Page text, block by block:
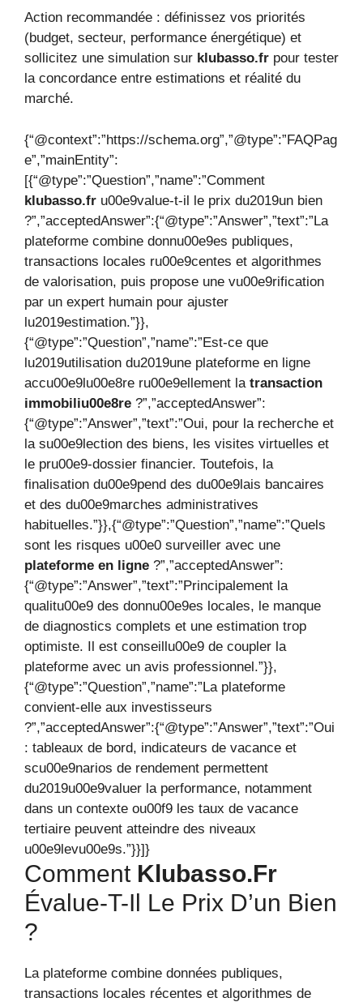
Action recommandée : définissez vos priorités
(budget, secteur, performance énergétique) et
sollicitez une simulation sur klubasso.fr pour tester
la concordance entre estimations et réalité du
marché.
{“@context”:”https://schema.org”,”@type”:”FAQPag
e”,”mainEntity”:
[{“@type”:”Question”,”name”:”Comment
klubasso.fr u00e9value-t-il le prix du2019un bien
?”,”acceptedAnswer”:{“@type”:”Answer”,”text”:”La
plateforme combine donnu00e9es publiques,
transactions locales ru00e9centes et algorithmes
de valorisation, puis propose une vu00e9rification
par un expert humain pour ajuster
lu2019estimation.”}},
{“@type”:”Question”,”name”:”Est-ce que
lu2019utilisation du2019une plateforme en ligne
accu00e9lu00e8re ru00e9ellement la transaction
immobiliu00e8re ?”,”acceptedAnswer”:
{“@type”:”Answer”,”text”:”Oui, pour la recherche et
la su00e9lection des biens, les visites virtuelles et
le pru00e9-dossier financier. Toutefois, la
finalisation du00e9pend des du00e9lais bancaires
et des du00e9marches administratives
habituelles.”}},{“@type”:”Question”,”name”:”Quels
sont les risques u00e0 surveiller avec une
plateforme en ligne ?”,”acceptedAnswer”:
{“@type”:”Answer”,”text”:”Principalement la
qualitu00e9 des donnu00e9es locales, le manque
de diagnostics complets et une estimation trop
optimiste. Il est conseillu00e9 de coupler la
plateforme avec un avis professionnel.”}},
{“@type”:”Question”,”name”:”La plateforme
convient-elle aux investisseurs
?”,”acceptedAnswer”:{“@type”:”Answer”,”text”:”Oui
: tableaux de bord, indicateurs de vacance et
scu00e9narios de rendement permettent
du2019u00e9valuer la performance, notamment
dans un contexte ou00f9 les taux de vacance
tertiaire peuvent atteindre des niveaux
u00e9levu00e9s.”}}]}
Comment Klubasso.fr
Évalue-T-Il Le Prix D’un Bien
?
La plateforme combine données publiques,
transactions locales récentes et algorithmes de